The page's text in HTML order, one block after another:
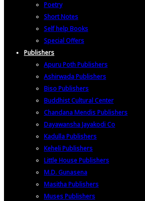
Poetry
Short Notes
Self help Books
Special Offers
Publishers
Apuru Poth Publishers
Ashirwada Publishers
Biso Publishers
Buddhist Cultural Center
Chandana Mendis Publishers
Dayawansha Jayakodi Co
Kadulla Publishers
Keheli Publishers
Little House Publishers
M.D. Gunasena
Masitha Publishers
Muses Publishers